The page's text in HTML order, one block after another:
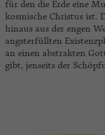
für den die Erde eine
kosmische Christus ist.
hinaus aus der engen
angsterfüllten
an einen abstrakten
gibt, jenseits der